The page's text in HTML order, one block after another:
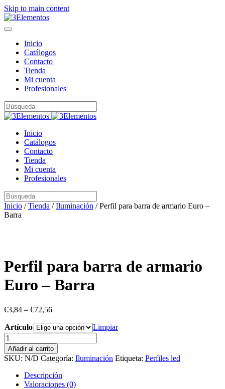
Skip to main content
Inicio
Catálogos
Contacto
Tienda
Mi cuenta
Profesionales
Inicio
Catálogos
Contacto
Tienda
Mi cuenta
Profesionales
Inicio /Tienda /Iluminación / Perfil para barra de armario Euro –
Barra
Perfil para barra de armario
Euro – Barra
€3,84 – €72,56
Artículo
Limpiar
Perfil
para
barra
de
armario
Euro
Añadir al carrito
SKU: N/D Categoría: Iluminación Etiqueta: Perfiles led
Descripción
Valoraciones (0)